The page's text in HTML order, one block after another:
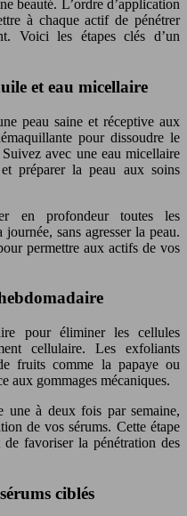
beauté. L’ordre d’application
à chaque actif de pénétrer
Voici les étapes clés d’un
et eau micellaire
peau saine et réceptive aux
pour dissoudre le
avec une eau micellaire
préparer la peau aux soins
en profondeur toutes les
sans agresser la peau.
permettre aux actifs de vos
pour éliminer les cellules
cellulaire. Les exfoliants
fruits comme la papaye ou
aux gommages mécaniques.
une à deux fois par semaine,
de vos sérums. Cette étape
favoriser la pénétration des
ciblés